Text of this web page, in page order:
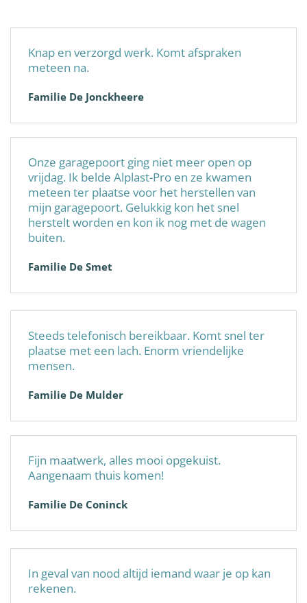
Knap en verzorgd werk. Komt afspraken
meteen na.
Familie De Jonckheere
Onze garagepoort ging niet meer open op
vrijdag. Ik belde Alplast-Pro en ze kwamen
meteen ter plaatse voor het herstellen van
mijn garagepoort. Gelukkig kon het snel
herstelt worden en kon ik nog met de wagen
buiten.
Familie De Smet
Steeds telefonisch bereikbaar. Komt snel ter
plaatse met een lach. Enorm vriendelijke
mensen.
Familie De Mulder
Fijn maatwerk, alles mooi opgekuist.
Aangenaam thuis komen!
Familie De Coninck
In geval van nood altijd iemand waar je op kan
rekenen.